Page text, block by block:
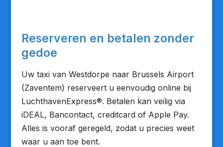
Reserveren en betalen zonder
gedoe
Uw taxi van Westdorpe naar Brussels Airport
(Zaventem) reserveert u eenvoudig online bij
LuchthavenExpress®. Betalen kan veilig via
iDEAL, Bancontact, creditcard of Apple Pay.
Alles is vooraf geregeld, zodat u precies weet
waar u aan toe bent.